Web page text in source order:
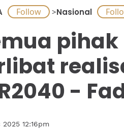
>Nasional
-
2025 12:16pm